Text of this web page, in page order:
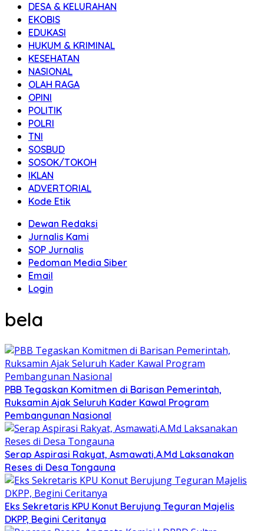
DESA & KELURAHAN
EKOBIS
EDUKASI
HUKUM & KRIMINAL
KESEHATAN
NASIONAL
OLAH RAGA
OPINI
POLITIK
POLRI
TNI
SOSBUD
SOSOK/TOKOH
IKLAN
ADVERTORIAL
Kode Etik
Dewan Redaksi
Jurnalis Kami
SOP Jurnalis
Pedoman Media Siber
Email
Login
bela
PBB Tegaskan Komitmen di Barisan Pemerintah,
Ruksamin Ajak Seluruh Kader Kawal Program
Pembangunan Nasional
Serap Aspirasi Rakyat, Asmawati,A.Md Laksanakan
Reses di Desa Tongauna
Eks Sekretaris KPU Konut Berujung Teguran Majelis
DKPP, Begini Ceritanya